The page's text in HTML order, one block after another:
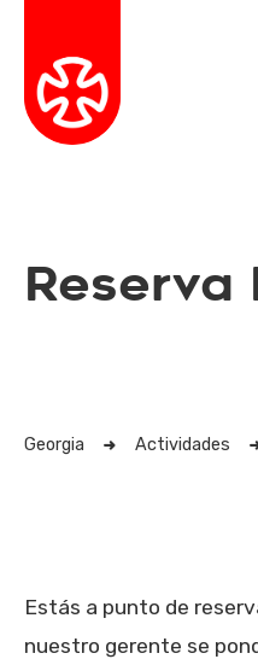
Georgia Actividades
Estás a punto de
nuestro gerente se